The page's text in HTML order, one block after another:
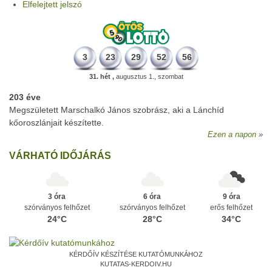
Elfelejtett jelszó
3 23 29 52 56
31. hét ,augusztus 1., szombat
203 éve
Megszületett Marschalkó János szobrász, aki a Lánchíd
kőoroszlánjait készítette.
Ezen a napon
VÁRHATÓ IDŐJÁRÁS
3 óra
szórványos felhőzet
24°C
6 óra
szórványos felhőzet
28°C
9 óra
erős felhőzet
34°C
KÉRDŐÍV KÉSZÍTÉSE KUTATÓMUNKÁHOZ
KUTATAS-KERDOIV.HU